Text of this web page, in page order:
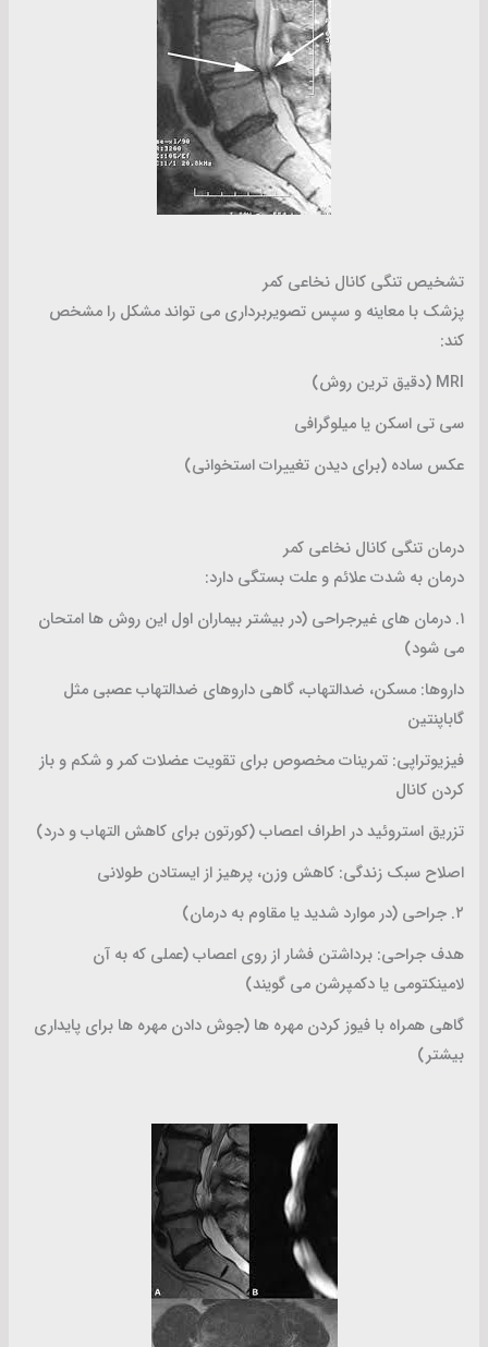
تشخیص تنگی کانال نخاعی کمر
پزشک با معاینه و سپس تصویربرداری می تواند مشکل را مشخص
کند:
MRI (دقیق ترین روش)
سی تی اسکن یا میلوگرافی
عکس ساده (برای دیدن تغییرات استخوانی)
درمان تنگی کانال نخاعی کمر
درمان به شدت علائم و علت بستگی دارد:
۱. درمان های غیرجراحی (در بیشتر بیماران اول این روش ها امتحان
می شود)
داروها: مسکن، ضدالتهاب، گاهی داروهای ضدالتهاب عصبی مثل
گاباپنتین
فیزیوتراپی: تمرینات مخصوص برای تقویت عضلات کمر و شکم و باز
کردن کانال
تزریق استروئید در اطراف اعصاب (کورتون برای کاهش التهاب و درد)
اصلاح سبک زندگی: کاهش وزن، پرهیز از ایستادن طولانی
۲. جراحی (در موارد شدید یا مقاوم به درمان)
هدف جراحی: برداشتن فشار از روی اعصاب (عملی که به آن
لامینکتومی یا دکمپرشن می گویند)
گاهی همراه با فیوز کردن مهره ها (جوش دادن مهره ها برای پایداری
بیشتر)